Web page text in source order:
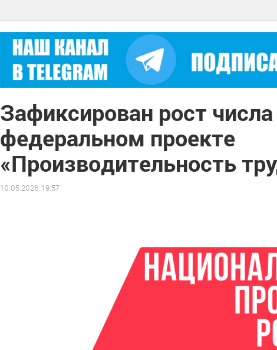
Зафиксирован рост
федеральном проекте
«Производительность
10.05.2026, 19:57